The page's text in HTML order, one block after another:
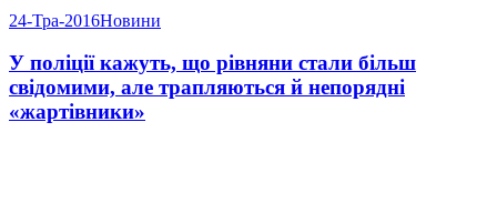
24-Тра-2016Новини
У поліції кажуть, що рівняни стали більш
свідомими, але трапляються й непорядні
«жартівники»